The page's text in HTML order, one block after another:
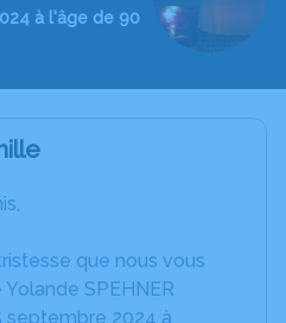
à l'âge de 90
que nous vous
SPEHNER
septembre 2024 à